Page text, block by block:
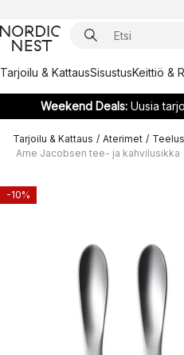
Tarjoilu & KattausSisustusKeittiö &
Weekend Deals:Uusia
Tarjoilu & Kattaus / Aterimet /
Arne Jacobsen tee- ja kahvilusikka
-10%